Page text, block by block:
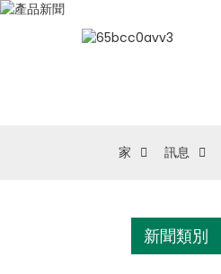
家 訊息
新聞類別